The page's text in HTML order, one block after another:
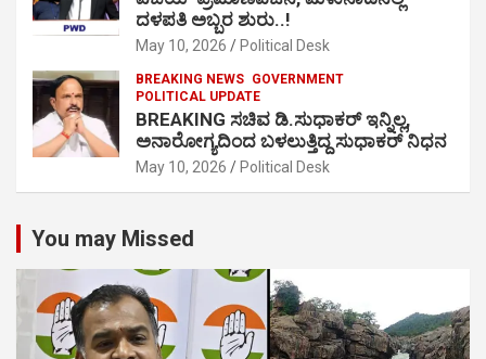
ದಳಪತಿ ಅಬ್ಬರ ಶುರು..!
May 10, 2026 Political Desk
BREAKING NEWS GOVERNMENT
POLITICAL UPDATE
BREAKING ಸಚಿವ ಡಿ.ಸುಧಾಕರ್ ಇನ್ನಿಲ್ಲ,
ಅನಾರೋಗ್ಯದಿಂದ ಬಳಲುತ್ತಿದ್ದ ಸುಧಾಕರ್ ನಿಧನ
May 10, 2026 Political Desk
You may Missed